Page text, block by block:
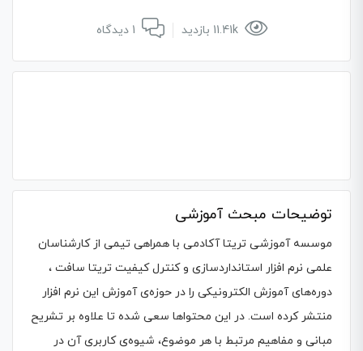
11.41k بازدید
توضیحات مبحث آموزشی
موسسه آموزشی تریتا آکادمی با همراهی تیمی از کارشناسان
علمی نرم افزار استانداردسازی و کنترل کیفیت تریتا سافت ،
دوره‌های آموزش الکترونیکی را در حوزه‌ی آموزش این نرم‌ افزار
منتشر کرده است. در این محتواها سعی شده تا علاوه‌ بر تشریح
مبانی و مفاهیم مرتبط با هر موضوع، شیوه‌ی کاربری آن در